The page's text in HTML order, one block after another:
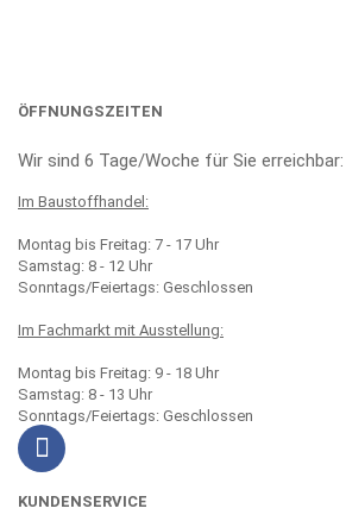
ÖFFNUNGSZEITEN
Wir sind 6 Tage/Woche für Sie erreichbar:
Im Baustoffhandel:
Montag bis Freitag: 7 - 17 Uhr
Samstag: 8 - 12 Uhr
Sonntags/Feiertags: Geschlossen
Im Fachmarkt mit Ausstellung:
Montag bis Freitag: 9 - 18 Uhr
Samstag: 8 - 13 Uhr
Sonntags/Feiertags: Geschlossen
KUNDENSERVICE